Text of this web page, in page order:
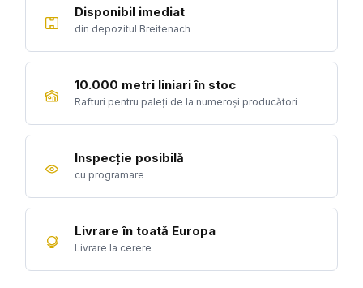
Disponibil imediat
din depozitul Breitenach
10.000 metri liniari în stoc
Rafturi pentru paleți de la numeroși producători
Inspecție posibilă
cu programare
Livrare în toată Europa
Livrare la cerere